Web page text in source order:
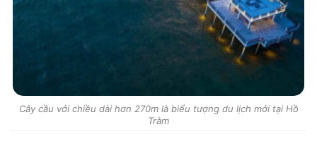
Cây cầu với chiều dài hơn 270m là biểu tượng du lịch mới tại Hồ
Tràm